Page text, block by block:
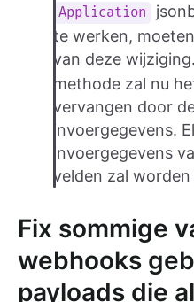
Application
te werken,
van deze
methode zal nu
vervangen door
invoergegevens.
invoergegevens
velden zal
Fix sommige
webhooks
payloads die